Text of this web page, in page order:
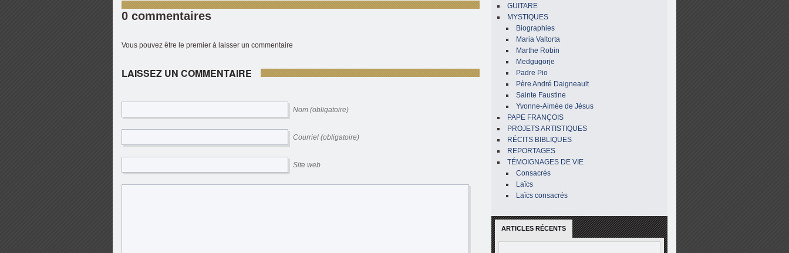
GUITARE
MYSTIQUES
Biographies
Maria Valtorta
Marthe Robin
Medgugorje
Padre Pio
Père André Daigneault
Sainte Faustine
Yvonne-Aimée de Jésus
PAPE FRANÇOIS
PROJETS ARTISTIQUES
RÉCITS BIBLIQUES
REPORTAGES
TÉMOIGNAGES DE VIE
Consacrés
Laïcs
Laïcs consacrés
ARTICLES RÉCENTS
0 commentaires
Vous pouvez être le premier à laisser un commentaire
LAISSEZ UN COMMENTAIRE
Nom (obligatoire)
Courriel (obligatoire)
Site web